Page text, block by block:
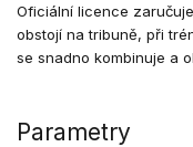
Oficiální licence
obstojí na tribuně, při
se snadno kombinuje a
Parametry